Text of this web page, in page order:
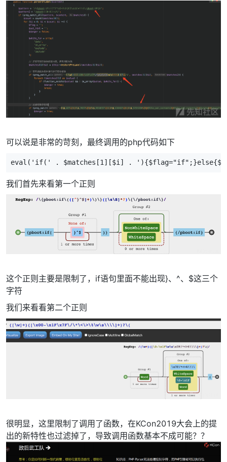
可以说是非常的苛刻，最终调用的php代码如下
eval('if(' . $matches[1][$i] .
我们首先来看第一个正则
这个正则主要是限制了，if语句里面不能出现}、^、$这三个
字符
我们来看看第二个正则
很明显，这里限制了调用了函数，在KCon2019大会上的提
出的新特性也过滤掉了，导致调用函数基本不成可能？？